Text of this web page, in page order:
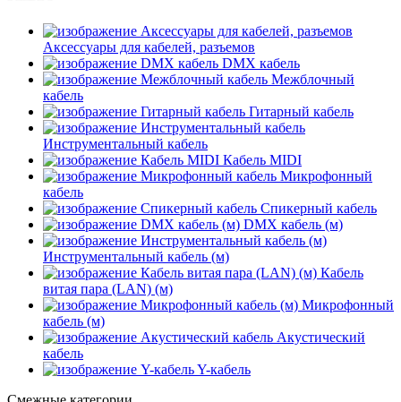
Аксессуары для кабелей, разъемов
DMX кабель
Межблочный
кабель
Гитарный кабель
Инструментальный кабель
Кабель MIDI
Микрофонный
кабель
Спикерный кабель
DMX кабель (м)
Инструментальный кабель (м)
Кабель
витая пара (LAN) (м)
Микрофонный
кабель (м)
Акустический
кабель
Y-кабель